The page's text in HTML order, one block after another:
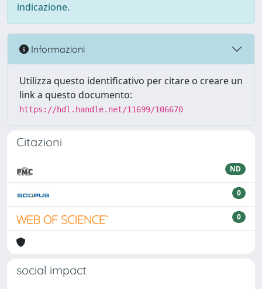
indicazione.
Informazioni
Utilizza questo identificativo per citare o creare un
link a questo documento:
https://hdl.handle.net/11699/106670
Citazioni
ND
0
0
social impact